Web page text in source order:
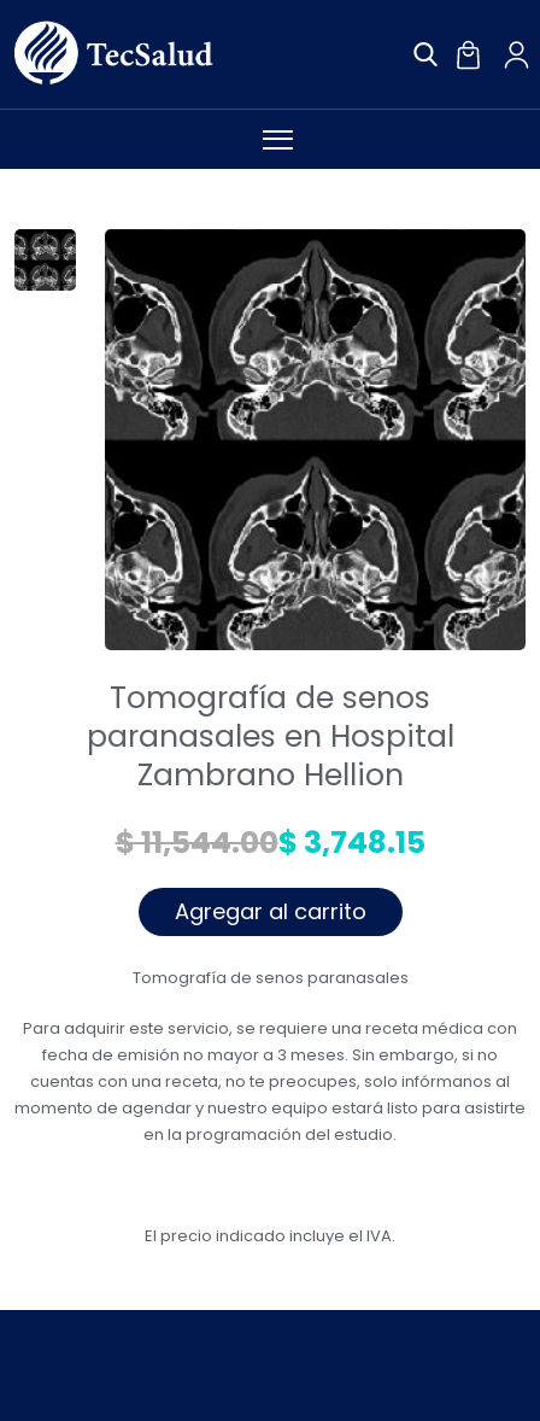
Checkups
Maternidad
Radiología
Laboratorio
Vacunas
Talleres
Promociones
Tomografía de senos
paranasales en Hospital
Zambrano Hellion
$ 11,544.00$ 3,748.15
Agregar al carrito
Tomografía de senos paranasales
Para adquirir este servicio, se requiere una receta médica con
fecha de emisión no mayor a 3 meses. Sin embargo, si no
cuentas con una receta, no te preocupes, solo infórmanos al
momento de agendar y nuestro equipo estará listo para asistirte
en la programación del estudio.
El precio indicado incluye el IVA.